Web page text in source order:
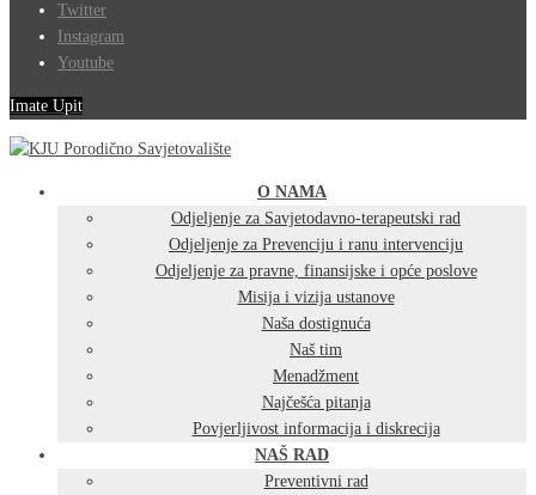
Twitter
Instagram
Youtube
Imate Upit
O NAMA
Odjeljenje za Savjetodavno-terapeutski rad
Odjeljenje za Prevenciju i ranu intervenciju
Odjeljenje za pravne, finansijske i opće poslove
Misija i vizija ustanove
Naša dostignuća
Naš tim
Menadžment
Najčešća pitanja
Povjerljivost informacija i diskrecija
NAŠ RAD
Preventivni rad